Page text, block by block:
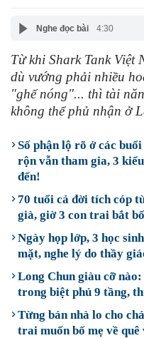
Nghe đọc bài 4:30
Từ khi Shark Tank Việt
dù vướng phải nhiều
"ghế nóng"... thì tài
không thể phủ nhận ở
Số phận lộ rõ ở các
rộn vẫn tham gia, 3
đến!
70 tuổi cả đời tích cóp
già, giờ 3 con trai bắt
Ngày họp lớp, 3 học
mặt, nghe lý do thầy
Long Chun giàu cỡ nào:
trong biệt phủ 9 tầng,
Từng bán nhà lo cho
trai muốn bố mẹ về